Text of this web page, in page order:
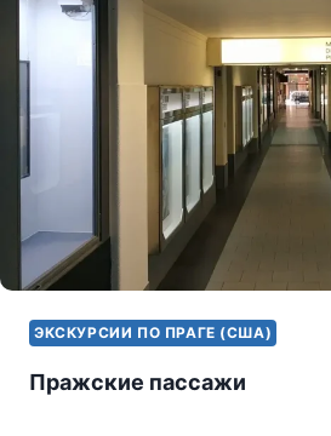
ЭКСКУРСИИ ПО ПРАГЕ (США)
Пражские пассажи